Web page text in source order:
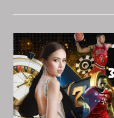
ခန့်မှန်
ဆု
🎉